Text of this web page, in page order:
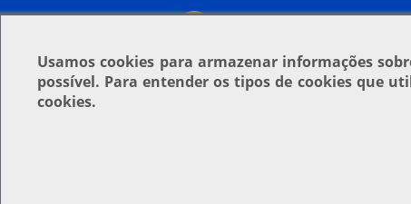
Usamoscookies para armazenar informações
possível. Para entender os tipos de cookies que
cookies.